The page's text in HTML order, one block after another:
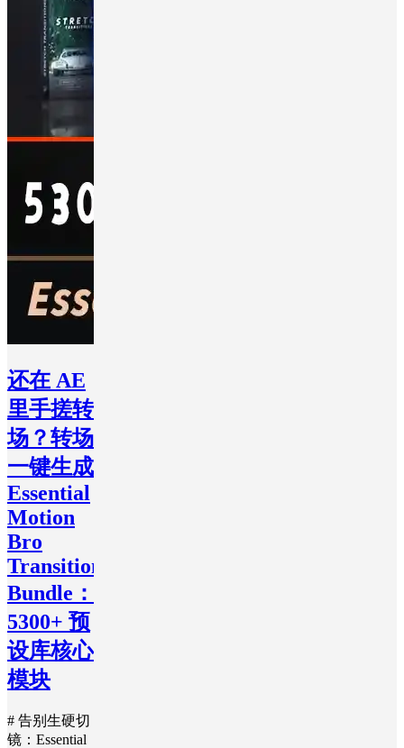
还在 AE
里手搓转
场？转场
一键生成
Essential
Motion
Bro
Transitions
Bundle：
5300+ 预
设库核心
模块
# 告别生硬切
镜：Essential